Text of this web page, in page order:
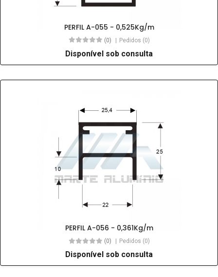
PERFIL A-055 - 0,525Kg/m
(0) Pedidos (0)
Disponível sob consulta
PERFIL A-056 - 0,361Kg/m
(0) Pedidos (0)
Disponível sob consulta